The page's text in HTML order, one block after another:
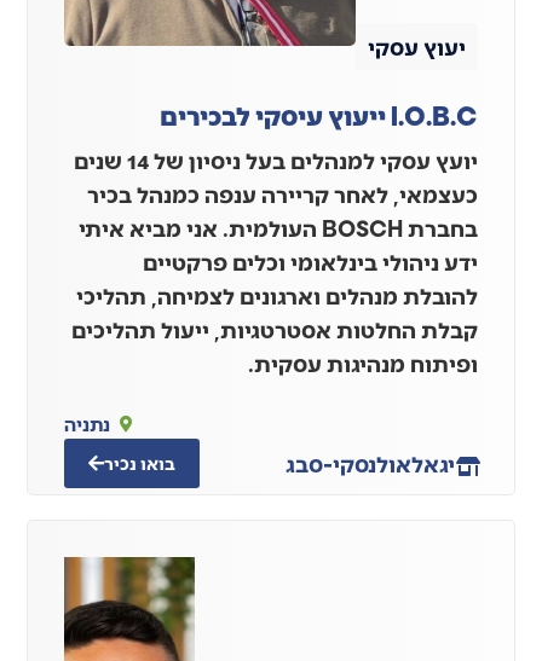
יעוץ עסקי
I.O.B.C ייעוץ עיסקי לבכירים
יועץ עסקי למנהלים בעל ניסיון של 14 שנים
כעצמאי, לאחר קריירה ענפה כמנהל בכיר
בחברת BOSCH העולמית. אני מביא איתי
ידע ניהולי בינלאומי וכלים פרקטיים
להובלת מנהלים וארגונים לצמיחה, תהליכי
קבלת החלטות אסטרטגיות, ייעול תהליכים
ופיתוח מנהיגות עסקית.
יגאלאולנסקי-סבג
נתניה
בואו נכיר